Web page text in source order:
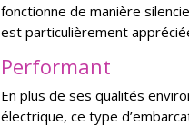
fonctionne de manière
est particulièrement
Performant
En plus de ses qualités
électrique, ce type